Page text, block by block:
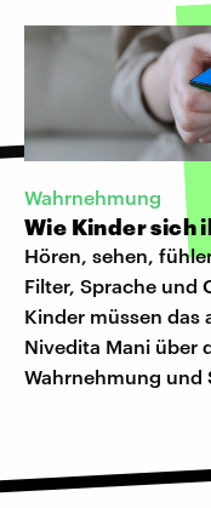
Wahrnehmung
Wie Kinder sich
Hören, sehen,
Filter, Sprache und
Kinder müssen das
Nivedita Mani über
Wahrnehmung und